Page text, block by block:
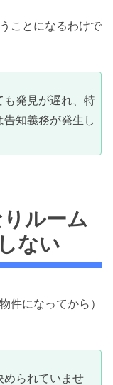
ことになるわけで
も発見が遅れ、特
知義務が発生し
ルーム
ない
件になってから）
められていませ